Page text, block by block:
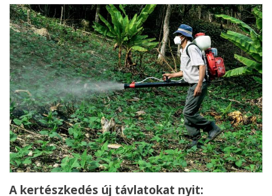
A kertészkedés új távlatokat nyit: